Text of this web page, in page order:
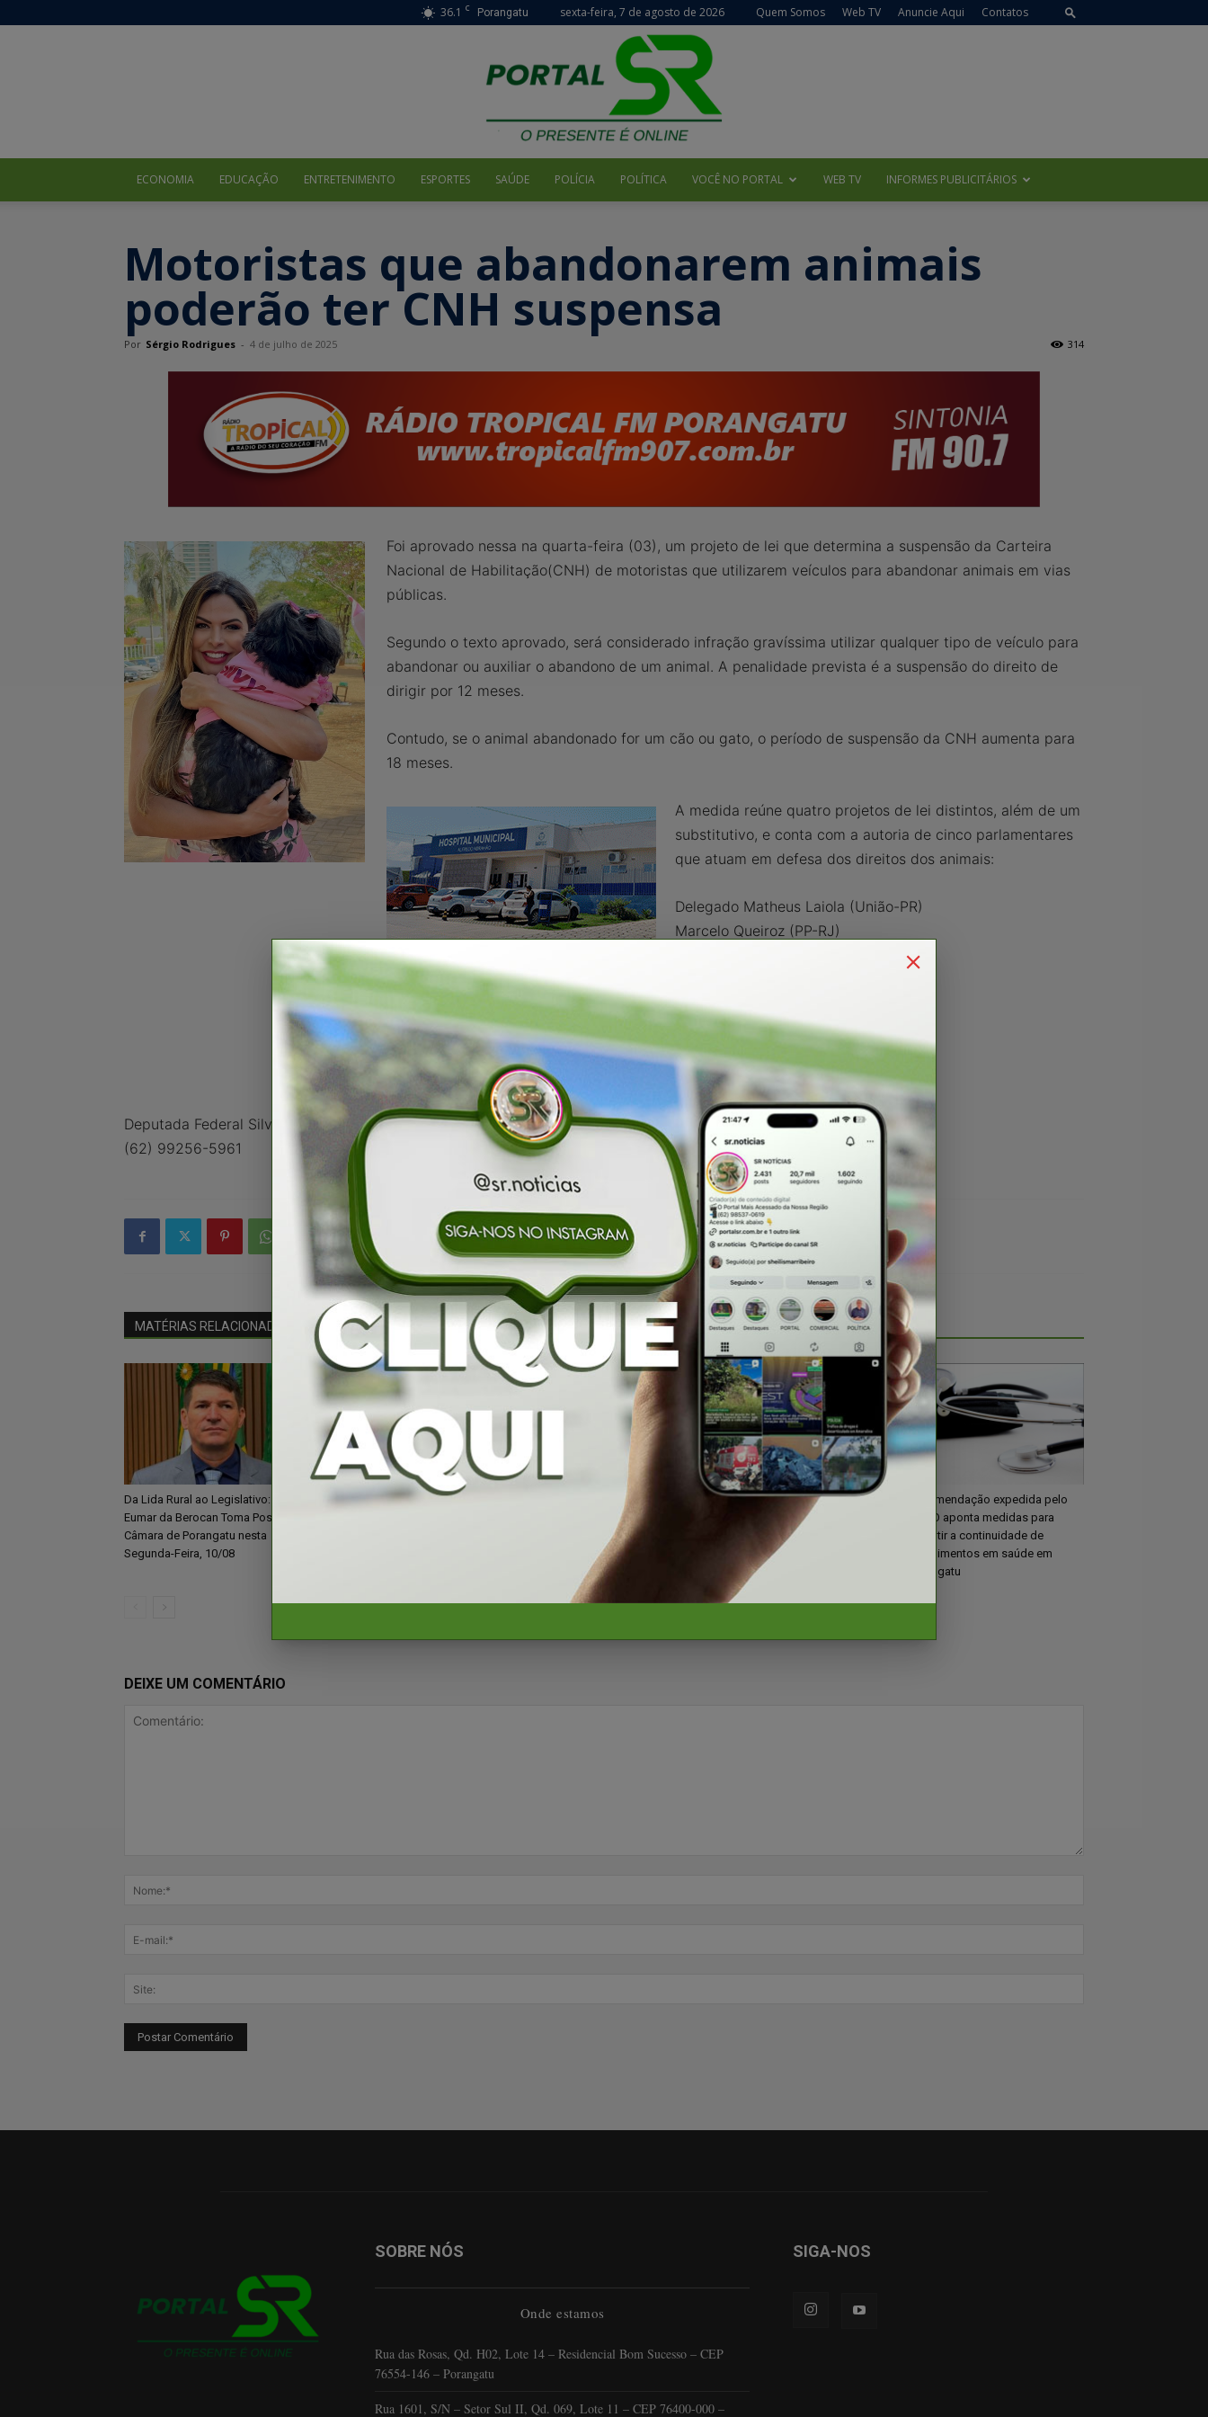
36.1 C Porangatu sexta-feira, 7 de agosto de 2026 Quem Somos Web TV Anuncie Aqui Contatos
ECONOMIA EDUCAÇÃO ENTRETENIMENTO ESPORTES SAÚDE POLÍCIA POLÍTICA VOCÊ NO PORTAL WEB TV INFORMES PUBLICITÁRIOS
Motoristas que abandonarem animais
poderão ter CNH suspensa
Por Sérgio Rodrigues - 4 de julho de 2025 314
Foi aprovado nessa na quarta-feira (03), um projeto de lei que determina a suspensão da Carteira
Nacional de Habilitação(CNH) de motoristas que utilizarem veículos para abandonar animais em vias
públicas.
Segundo o texto aprovado, será considerado infração gravíssima utilizar qualquer tipo de veículo para
abandonar ou auxiliar o abandono de um animal. A penalidade prevista é a suspensão do direito de
dirigir por 12 meses.
Contudo, se o animal abandonado for um cão ou gato, o período de suspensão da CNH aumenta para
18 meses.
A medida reúne quatro projetos de lei distintos, além de um
substitutivo, e conta com a autoria de cinco parlamentares
que atuam em defesa dos direitos dos animais:
Delegado Matheus Laiola (União-PR)
Marcelo Queiroz (PP-RJ)
Célio Studart (PSD-CE)
Att
Zeca Oliveira
Assessor de comunicação
Deputada Federal Silvye Alves
(62) 99256-5961
MATÉRIAS RELACIONADAS Mais do autor
Da Lida Rural ao Legislativo:
Eumar da Berocan Toma Posse na
Câmara de Porangatu nesta
Segunda-Feira, 10/08
Cancelamento da Cavalgada em
Nos braços do povo, Bruno
Peixoto oficializa candidatura a
deputado federal em convenção
15 mil pessoas lotam convenção
que oficializa candidatura de
Daniel Vilela à reeleição
Recomendação expedida pelo
MPGO aponta medidas para
garantir a continuidade de
atendimentos em saúde em
Porangatu
DEIXE UM COMENTÁRIO
SOBRE NÓS
Onde estamos
Rua das Rosas, Qd. H02, Lote 14 – Residencial Bom Sucesso – CEP
76554-146 – Porangatu
Rua 1601, S/N – Setor Sul II, Qd. 069, Lote 11 – CEP 76400-000 –
SIGA-NOS